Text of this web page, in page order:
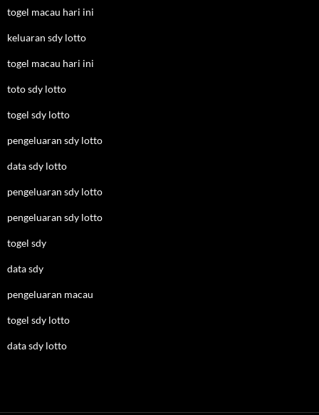
togel macau hari ini
keluaran sdy lotto
togel macau hari ini
toto sdy lotto
togel sdy lotto
pengeluaran sdy lotto
data sdy lotto
pengeluaran sdy lotto
pengeluaran sdy lotto
togel sdy
data sdy
pengeluaran macau
togel sdy lotto
data sdy lotto